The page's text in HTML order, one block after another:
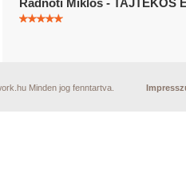
Radnóti Miklós - TAJTÉKOS
Minden jog fenntartva.